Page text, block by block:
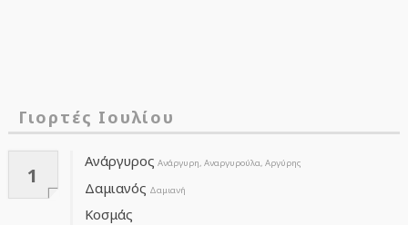
Γιορτές Ιουλίου
1
Ανάργυρος Ανάργυρη, Αναργυρούλα, Αργύρης
Δαμιανός Δαμιανή
Κοσμάς